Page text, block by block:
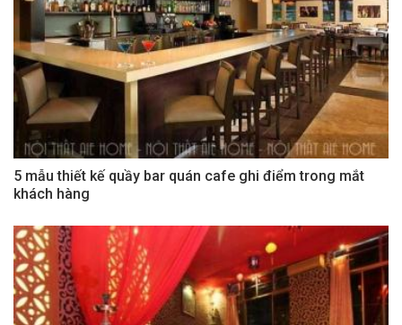
5 mẫu thiết kế quầy bar quán cafe ghi điểm trong mắt
khách hàng